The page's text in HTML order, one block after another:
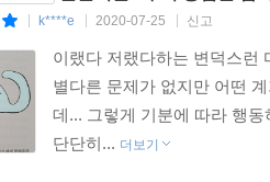
k****e 2020-07-25 신고
이랬다 저랬다하는 변덕스런
별다른 문제가 없지만 어떤
데... 그렇게 기분에 따라 행
단단히... 더보기